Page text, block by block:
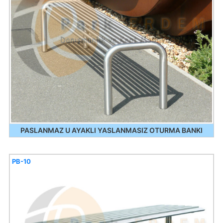
PASLANMAZ U AYAKLI YASLANMASIZ OTURMA BANKI
PB-10